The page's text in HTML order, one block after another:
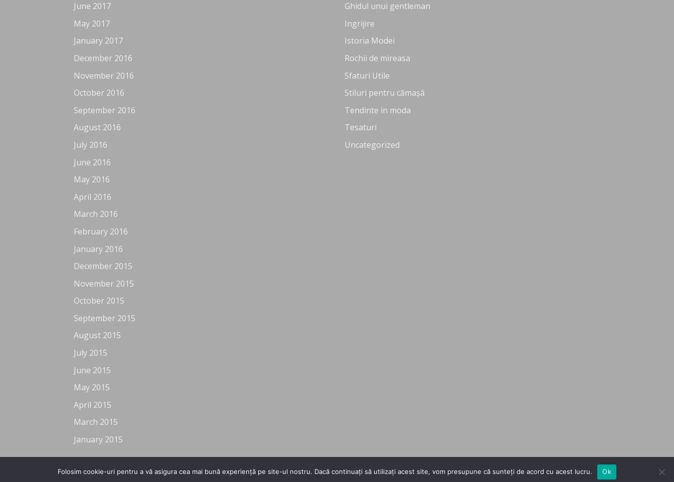
June 2017
May 2017
January 2017
December 2016
November 2016
October 2016
September 2016
August 2016
July 2016
June 2016
May 2016
April 2016
March 2016
February 2016
January 2016
December 2015
November 2015
October 2015
September 2015
August 2015
July 2015
June 2015
May 2015
April 2015
March 2015
January 2015
Ghidul unui gentleman
Ingrijire
Istoria Modei
Rochii de mireasa
Sfaturi Utile
Stiluri pentru cămașă
Tendinte in moda
Tesaturi
Uncategorized
Copyright 2026 ©Flatsome Theme
Folosim cookie-uri pentru a vă asigura cea mai bună experiență pe site-ul nostru. Dacă continuați să utilizați acest site, vom presupune că sunteți de acord cu acest lucru. Ok